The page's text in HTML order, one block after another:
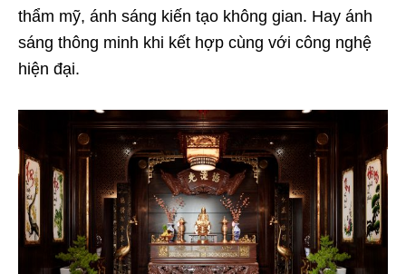
thẩm mỹ, ánh sáng kiến tạo không gian. Hay ánh
sáng thông minh khi kết hợp cùng với công nghệ
hiện đại.